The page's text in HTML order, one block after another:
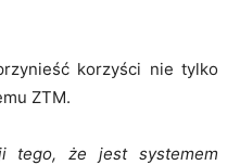
korzyści nie tylko
ZTM.
tego, że jest systemem